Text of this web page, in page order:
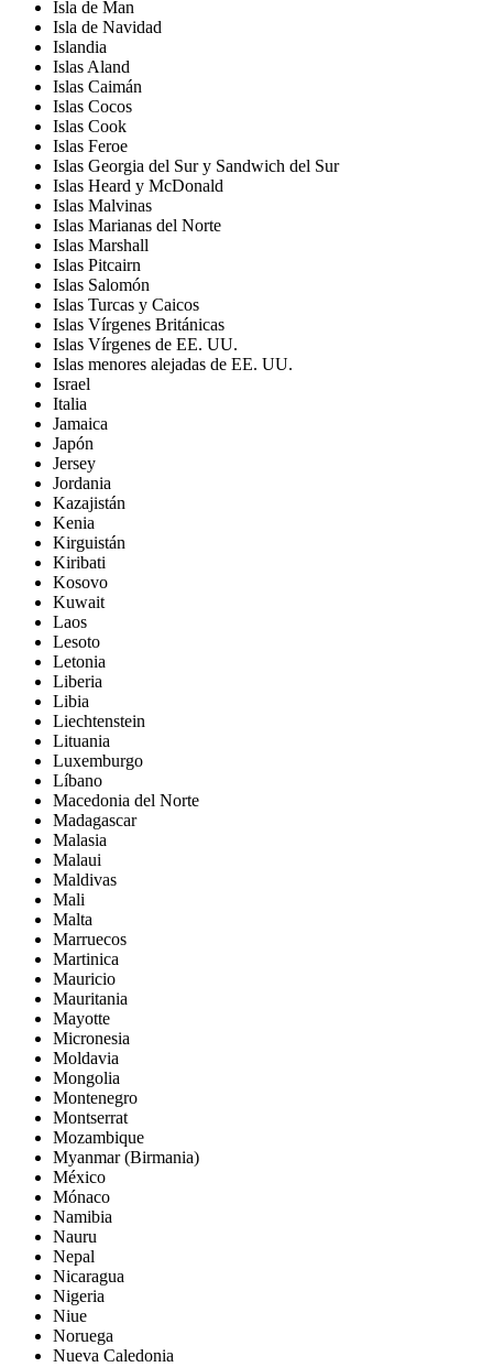
Isla de Man
Isla de Navidad
Islandia
Islas Aland
Islas Caimán
Islas Cocos
Islas Cook
Islas Feroe
Islas Georgia del Sur y Sandwich del Sur
Islas Heard y McDonald
Islas Malvinas
Islas Marianas del Norte
Islas Marshall
Islas Pitcairn
Islas Salomón
Islas Turcas y Caicos
Islas Vírgenes Británicas
Islas Vírgenes de EE. UU.
Islas menores alejadas de EE. UU.
Israel
Italia
Jamaica
Japón
Jersey
Jordania
Kazajistán
Kenia
Kirguistán
Kiribati
Kosovo
Kuwait
Laos
Lesoto
Letonia
Liberia
Libia
Liechtenstein
Lituania
Luxemburgo
Líbano
Macedonia del Norte
Madagascar
Malasia
Malaui
Maldivas
Mali
Malta
Marruecos
Martinica
Mauricio
Mauritania
Mayotte
Micronesia
Moldavia
Mongolia
Montenegro
Montserrat
Mozambique
Myanmar (Birmania)
México
Mónaco
Namibia
Nauru
Nepal
Nicaragua
Nigeria
Niue
Noruega
Nueva Caledonia